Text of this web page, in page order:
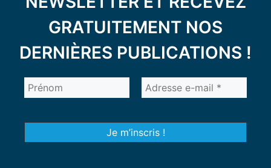
GRATUITEMENT NOS
DERNIÈRES PUBLICATIONS !